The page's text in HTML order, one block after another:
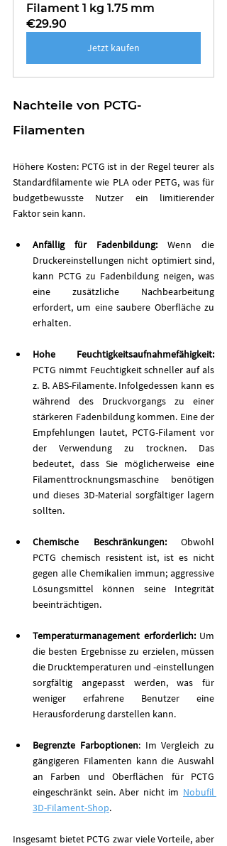
Filament 1 kg 1.75 mm
€29.90
Jetzt kaufen
Nachteile von PCTG-
Filamenten
Höhere Kosten: PCTG ist in der Regel teurer als
Standardfilamente wie PLA oder PETG, was für
budgetbewusste Nutzer ein limitierender
Faktor sein kann.
Anfällig für Fadenbildung: Wenn die
Druckereinstellungen nicht optimiert sind,
kann PCTG zu Fadenbildung neigen, was
eine zusätzliche Nachbearbeitung
erfordert, um eine saubere Oberfläche zu
erhalten.
PCTG nimmt Feuchtigkeit schneller auf als
z. B. ABS-Filamente. Infolgedessen kann es
während des Druckvorgangs zu einer
stärkeren Fadenbildung kommen. Eine der
Empfehlungen lautet, PCTG-Filament vor
der Verwendung zu trocknen. Das
bedeutet, dass Sie möglicherweise eine
Filamenttrocknungsmaschine benötigen
und dieses 3D-Material sorgfältiger lagern
sollten.
Chemische Beschränkungen: Obwohl
PCTG chemisch resistent ist, ist es nicht
gegen alle Chemikalien immun; aggressive
Lösungsmittel können seine Integrität
beeinträchtigen.
Temperaturmanagement erforderlich: Um
die besten Ergebnisse zu erzielen, müssen
die Drucktemperaturen und -einstellungen
sorgfältig angepasst werden, was für
weniger erfahrene Benutzer eine
Herausforderung darstellen kann.
Begrenzte Farboptionen: Im Vergleich zu
gängigeren Filamenten kann die Auswahl
an Farben und Oberflächen für PCTG
eingeschränkt sein. Aber nicht im Nobufil
3D-Filament-Shop.
Insgesamt bietet PCTG zwar viele Vorteile, aber